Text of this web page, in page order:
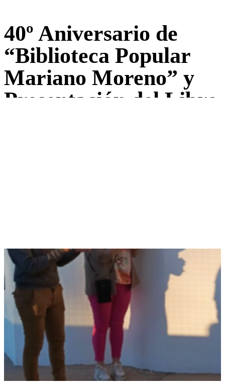
40º Aniversario de
“Biblioteca Popular
Mariano Moreno” y
Presentación del Libro